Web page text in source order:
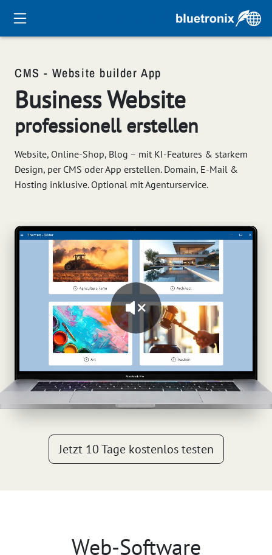
CMS - Website builder App
Business Website
professionell erstellen
Website, Online-Shop, Blog – mit KI-Features & starkem
Design, per CMS oder App erstellen. Domain, E-Mail &
Hosting inklusive. Optional mit Agenturservice.
Jetzt 10 Tage kostenlos testen
Web-Software